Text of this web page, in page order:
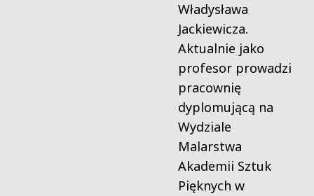
Władysława
Jackiewicza.
Aktualnie jako
profesor prowadzi
pracownię
dyplomującą na
Wydziale
Malarstwa
Akademii Sztuk
Pięknych w